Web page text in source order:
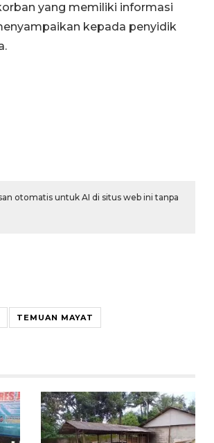
yang memiliki informasi
kepada penyidik
otomatis untuk AI di situs web ini tanpa
TEMUAN MAYAT